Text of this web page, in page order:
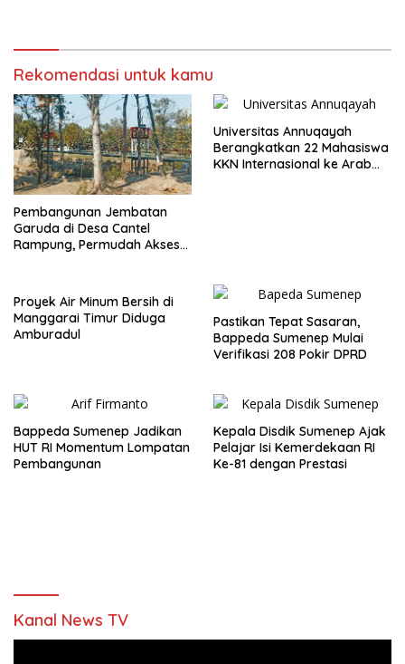
Rekomendasi untuk kamu
Pembangunan Jembatan
Garuda di Desa Cantel
Rampung, Permudah Akses
Universitas Annuqayah
Berangkatkan 22 Mahasiswa
KKN Internasional ke Arab
Proyek Air Minum Bersih di
Manggarai Timur Diduga
Amburadul
Pastikan Tepat Sasaran,
Bappeda Sumenep Mulai
Verifikasi 208 Pokir DPRD
Bappeda Sumenep Jadikan
HUT RI Momentum Lompatan
Pembangunan
Kepala Disdik Sumenep Ajak
Pelajar Isi Kemerdekaan RI
Ke-81 dengan Prestasi
Kanal News TV